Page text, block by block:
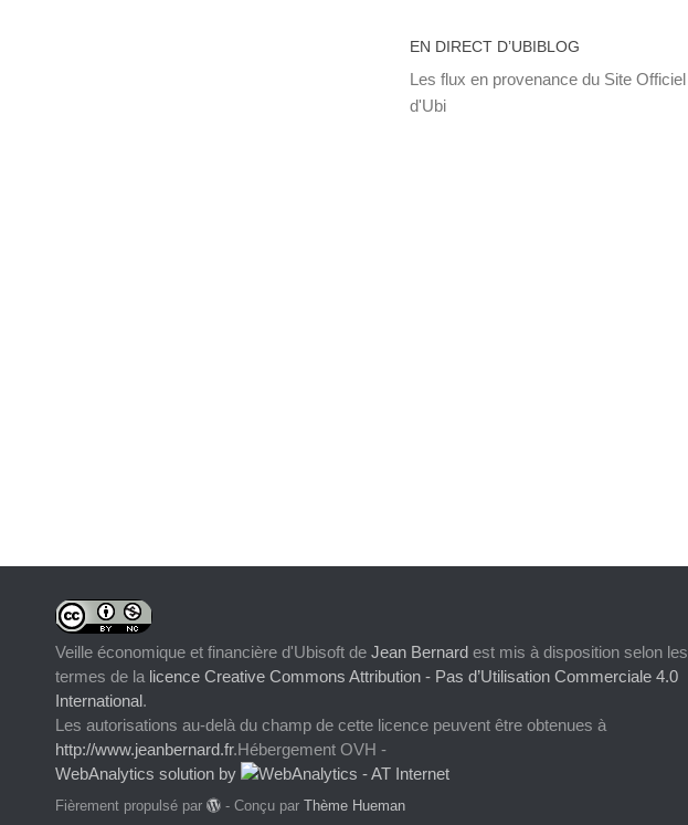
EN DIRECT D’UBIBLOG
Les flux en provenance du Site Officiel
d'Ubi
Veille économique et financière d'Ubisoft de Jean Bernard est mis à disposition selon les
termes de la licence Creative Commons Attribution - Pas d’Utilisation Commerciale 4.0
International.
Les autorisations au-delà du champ de cette licence peuvent être obtenues à
http://www.jeanbernard.fr.Hébergement OVH -
WebAnalytics solution by
Fièrement propulsé par - Conçu parThème Hueman